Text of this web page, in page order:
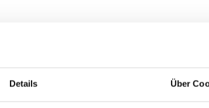
Details Über
eines Vertrags automatisiert
die direkte Übertragung der Daten an einen